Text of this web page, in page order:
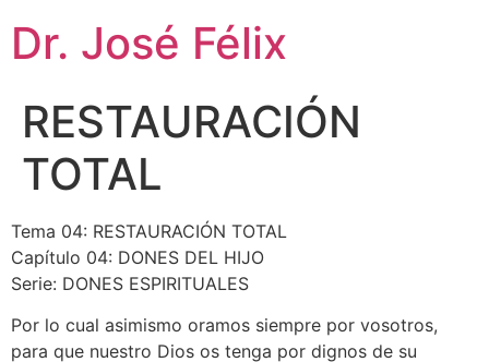
Dr. José Félix
RESTAURACIÓN
TOTAL
Tema 04: RESTAURACIÓN TOTAL
Capítulo 04: DONES DEL HIJO
Serie: DONES ESPIRITUALES
Por lo cual asimismo oramos siempre por vosotros,
para que nuestro Dios os tenga por dignos de su